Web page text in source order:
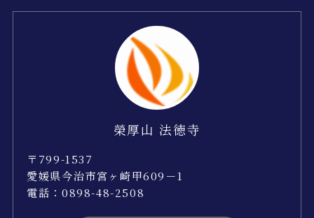
榮厚山 法徳寺
〒799-1537
愛媛県今治市宮ヶ崎甲609－1
電話：0898-48-2508